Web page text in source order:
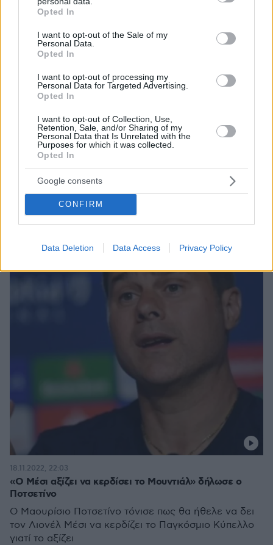
grant or deny consent to Google and its third-party tags to
use your data for below specified purposes in below Google
consent section.
Opted In
I want to opt-out of the Sale of my
Personal Data.
Opted In
I want to opt-out of processing my
Personal Data for Targeted Advertising.
Opted In
I want to opt-out of Collection, Use,
Retention, Sale, and/or Sharing of my
Personal Data that Is Unrelated with the
Purposes for which it was collected.
Opted In
Google consents
CONFIRM
Data Deletion Data Access Privacy Policy
Πρώτο φαβορί για την Τσέλσι
Ο Μαουρίτσιο Ποτσετίνο σύμφωνα με τα ΜΜΕ της
Αγγλίας είναι φαβορί για την ανάληψη της τεχνικής
ηγεσίας των Μπλε
25.04.2023, 17:18
«Ο Μέσι αξίζει να κερδίσει το Μουντιάλ» δήλωσε ο
Ποτσετίνο
Ο Μαουρίσιο Ποτσετίνο τόνισε πως θα ήθελε να δει
τον Λιονέλ Μέσι να κερδίζει το Παγκόσμιο Κύπελλο
γιατί το αξίζει
18.11.2022, 22:03